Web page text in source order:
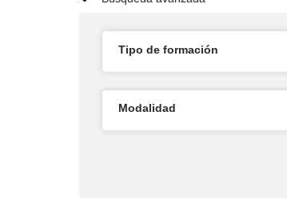
Tipo de formación
Modalidad